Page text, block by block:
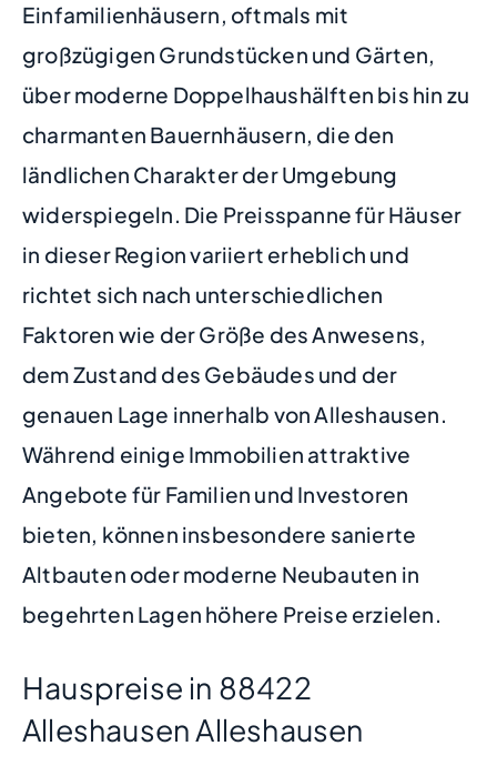
Einfamilienhäusern, oftmals mit
großzügigen Grundstücken und Gärten,
über moderne Doppelhaushälften bis hin zu
charmanten Bauernhäusern, die den
ländlichen Charakter der Umgebung
widerspiegeln. Die Preisspanne für Häuser
in dieser Region variiert erheblich und
richtet sich nach unterschiedlichen
Faktoren wie der Größe des Anwesens,
dem Zustand des Gebäudes und der
genauen Lage innerhalb von Alleshausen.
Während einige Immobilien attraktive
Angebote für Familien und Investoren
bieten, können insbesondere sanierte
Altbauten oder moderne Neubauten in
begehrten Lagen höhere Preise erzielen.
Hauspreise in 88422
Alleshausen Alleshausen